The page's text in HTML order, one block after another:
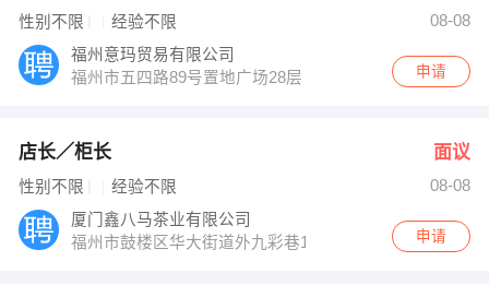
性别不限 经验不限
08-08
福州意玛贸易有限公司
福州市五四路89号置地广场28层
申请
店长／柜长 面议
性别不限 经验不限
08-08
厦门鑫八马茶业有限公司
福州市鼓楼区华大街道外九彩巷1号翔达公寓（菁华领秀
申请